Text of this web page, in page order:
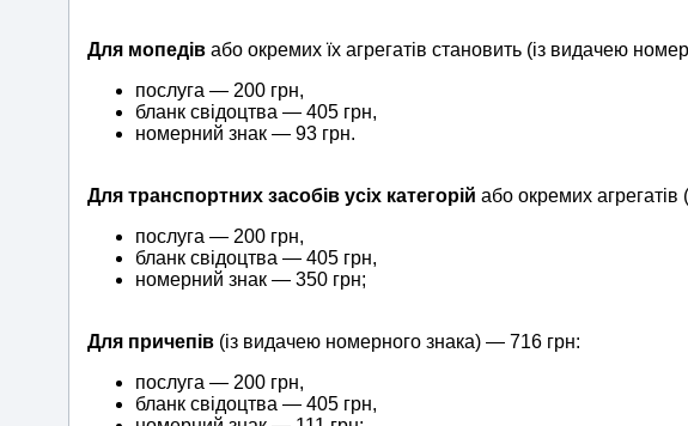
Для мопедів або окремих їх агрегатів становить (із видачею
послуга — 200 грн,
бланк свідоцтва — 405 грн,
номерний знак — 93 грн.
Для транспортних засобів усіх категорій або окремих
послуга — 200 грн,
бланк свідоцтва — 405 грн,
номерний знак — 350 грн;
Для причепів (із видачею номерного знака) — 716 грн:
послуга — 200 грн,
бланк свідоцтва — 405 грн,